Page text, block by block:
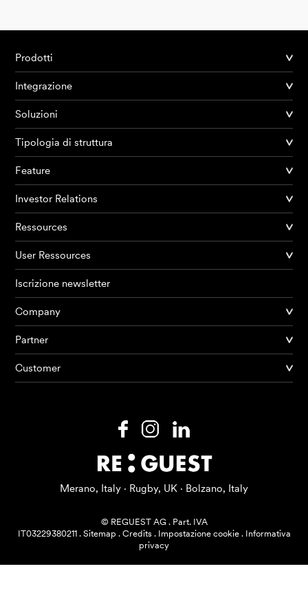
Prodotti
AI Agents
Risorse
Prodotti
Integrazione
Soluzioni
Tipologia di struttura
Feature
Investor Relations
Ressources
User Ressources
Iscrizione newsletter
Company
Partner
Customer
Merano, Italy · Rugby, UK · Bolzano, Italy
© REGUEST AG. Part. IVA
IT03229380211. Sitemap . Credits. Impostazione cookie. Informativa
privacy